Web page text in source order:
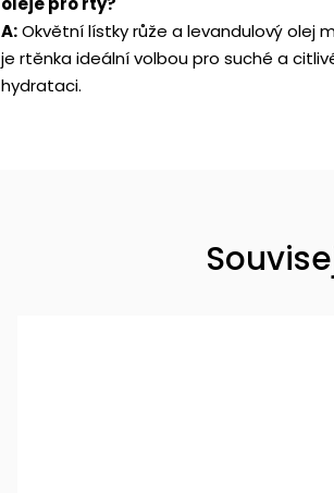
A:Okvětní lístky růže a levandulový olej
je rtěnka ideální volbou pro suché a
hydrataci.